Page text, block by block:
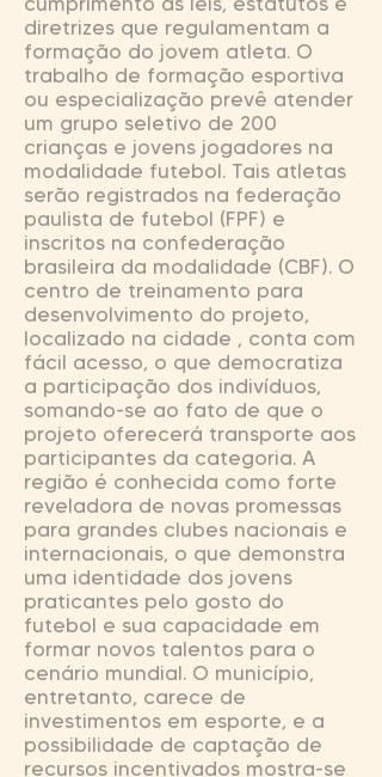
diretrizes que regulamentam a
formação do jovem atleta. O
trabalho de formação esportiva
ou especialização prevê atender
um grupo seletivo de 200
crianças e jovens jogadores na
modalidade futebol. Tais atletas
serão registrados na federação
paulista de futebol (FPF) e
inscritos na confederação
brasileira da modalidade (CBF). O
centro de treinamento para
desenvolvimento do projeto,
localizado na cidade , conta com
fácil acesso, o que democratiza
a participação dos indivíduos,
somando-se ao fato de que o
projeto oferecerá transporte aos
participantes da categoria. A
região é conhecida como forte
reveladora de novas promessas
para grandes clubes nacionais e
internacionais, o que demonstra
uma identidade dos jovens
praticantes pelo gosto do
futebol e sua capacidade em
formar novos talentos para o
cenário mundial. O município,
entretanto, carece de
investimentos em esporte, e a
possibilidade de captação de
recursos incentivados mostra-se